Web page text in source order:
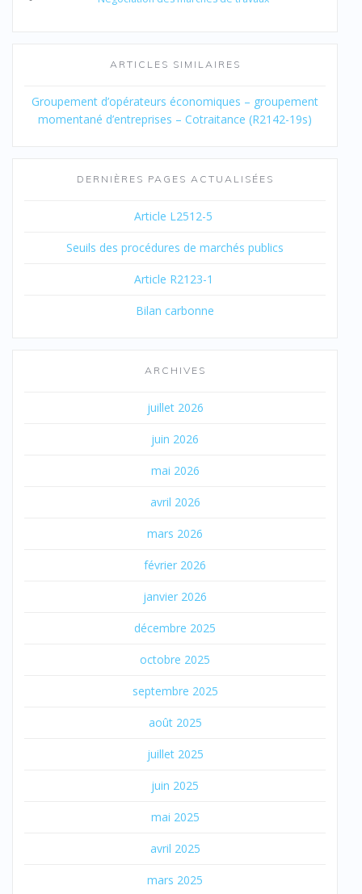
ARTICLES SIMILAIRES
Groupement d’opérateurs économiques – groupement
momentané d’entreprises – Cotraitance (R2142-19s)
DERNIÈRES PAGES ACTUALISÉES
Article L2512-5
Seuils des procédures de marchés publics
Article R2123-1
Bilan carbonne
ARCHIVES
juillet 2026
juin 2026
mai 2026
avril 2026
mars 2026
février 2026
janvier 2026
décembre 2025
octobre 2025
septembre 2025
août 2025
juillet 2025
juin 2025
mai 2025
avril 2025
mars 2025